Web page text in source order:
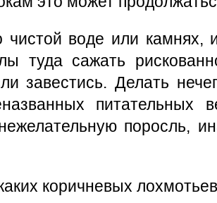
чистой воде или
туда сажать
завестись. Делать
поросль,
коричневых